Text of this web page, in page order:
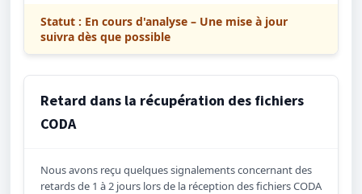
Statut : En cours d'analyse – Une mise à jour
suivra dès que possible
Retard dans la récupération des fichiers
CODA
Nous avons reçu quelques signalements concernant des
retards de 1 à 2 jours lors de la réception des fichiers CODA